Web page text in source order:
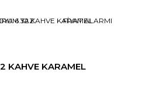
YAZ FİYAT ALARMI
KAHVE KARAMEL